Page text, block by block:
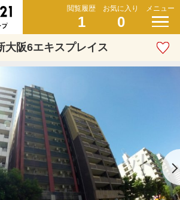
閲覧履歴
1
お気に入り
0
メニュー
大阪6エキスプレイス